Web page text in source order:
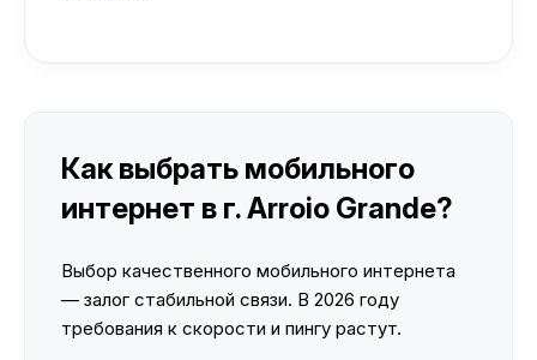
Как выбрать мобильного
интернет в г. Arroio Grande?
Выбор качественного мобильного интернета
— залог стабильной связи. В 2026 году
требования к скорости и пингу растут.